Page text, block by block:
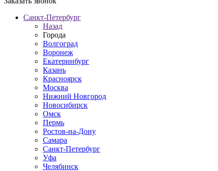
Санкт-Петербург
Назад
Города
Волгоград
Воронеж
Екатеринбург
Казань
Красноярск
Москва
Нижний Новгород
Новосибирск
Омск
Пермь
Ростов-на-Дону
Самара
Санкт-Петербург
Уфа
Челябинск